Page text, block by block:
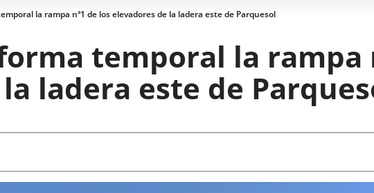
abrirá
una
ventana
nueva.
la rampa nª1 de los elevadores de la ladera este de Parquesol
temporal la rampa
ladera este de